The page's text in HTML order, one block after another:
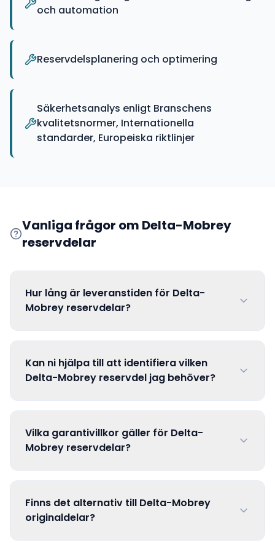
och automation
Reservdelsplanering och optimering
Säkerhetsanalys enligt Branschens
kvalitetsnormer, Internationella
standarder, Europeiska riktlinjer
Vanliga frågor om Delta-Mobrey
reservdelar
Hur lång är leveranstiden för Delta-
Mobrey reservdelar?
Kan ni hjälpa till att identifiera vilken
Delta-Mobrey reservdel jag behöver?
Vilka garantivillkor gäller för Delta-
Mobrey reservdelar?
Finns det alternativ till Delta-Mobrey
originaldelar?